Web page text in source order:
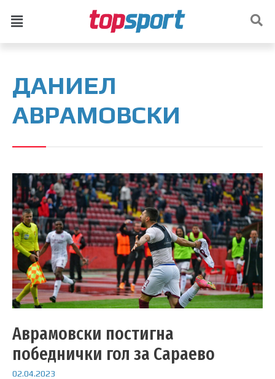
ДАНИЕЛ
АВРАМОВСКИ
Аврамовски постигна
победнички гол за Сараево
02.04.2023